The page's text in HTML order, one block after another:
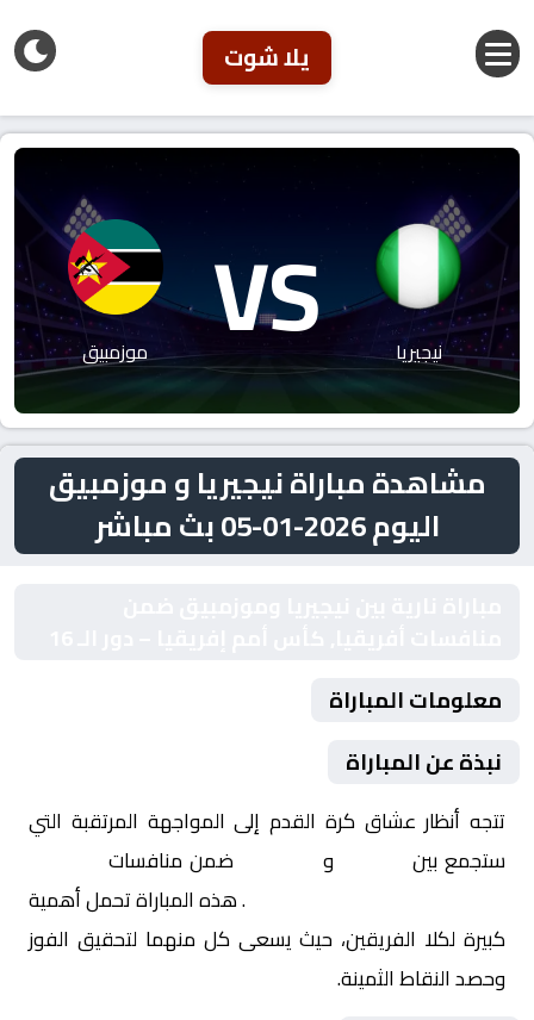
يلا شوت
نيجيريا VS موزمبيق
مشاهدة مباراة نيجيريا و موزمبيق
اليوم 2026-01-05 بث مباشر
معلومات المباراة
نبذة عن المباراة
تتجه أنظار عشاق كرة القدم إلى المواجهة المرتقبة التي
ستجمع بين
و ضمن منافسات
. هذه المباراة تحمل أهمية
كبيرة لكلا الفريقين، حيث يسعى كل منهما لتحقيق الفوز
وحصد النقاط الثمينة.